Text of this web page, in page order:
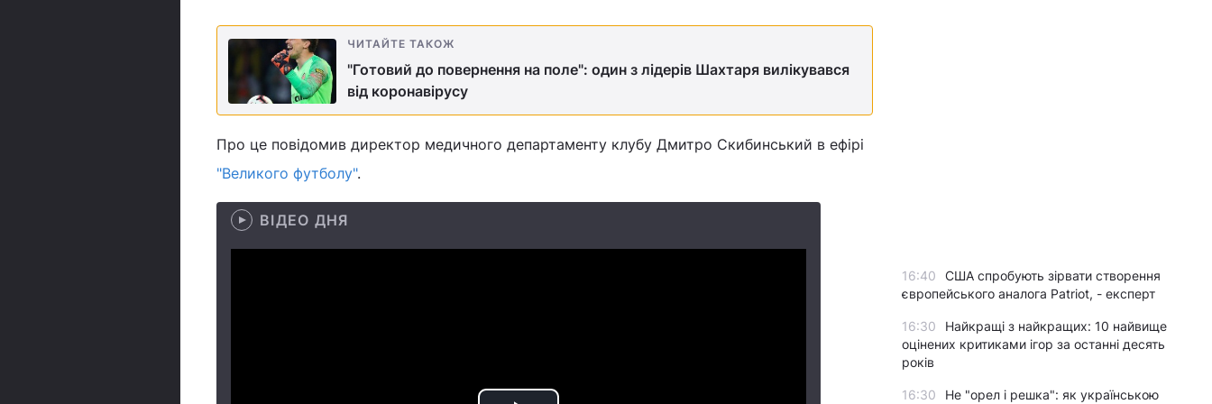
ЧИТАЙТЕ ТАКОЖ
"Готовий до повернення на поле": один з лідерів Шахтаря вилікувався
від коронавірусу
Про це повідомив директор медичного департаменту клубу Дмитро Скибинський в ефірі
"Великого футболу".
ВІДЕО ДНЯ
16:40
США спробують зірвати створення
європейського аналога Patriot, - експерт
16:30
Найкращі з найкращих: 10 найвище
оцінених критиками ігор за останні десять
років
16:30
Не "орел і решка": як українською